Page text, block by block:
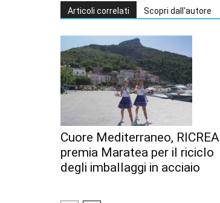
Articoli correlati Scopri dall'autore
Cuore Mediterraneo, RICREA
premia Maratea per il riciclo
degli imballaggi in acciaio